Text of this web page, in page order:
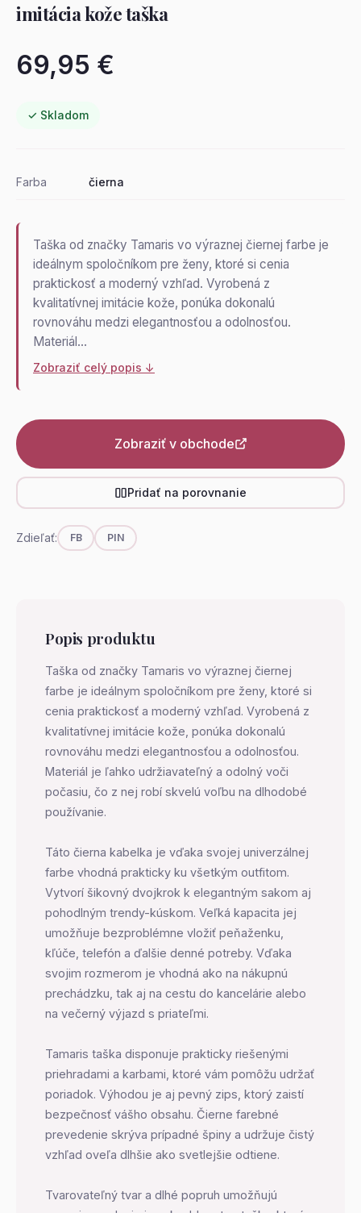
imitácia kože taška
69,95 €
✓ Skladom
Farba čierna
Taška od značky Tamaris vo výraznej čiernej farbe je
ideálnym spoločníkom pre ženy, ktoré si cenia
praktickosť a moderný vzhľad. Vyrobená z
kvalitatívnej imitácie kože, ponúka dokonalú
rovnováhu medzi elegantnosťou a odolnosťou.
Materiál…
Zobraziť celý popis ↓
Zobraziť v obchode
Pridať na porovnanie
Zdieľať: FB PIN
Popis produktu
Taška od značky Tamaris vo výraznej čiernej
farbe je ideálnym spoločníkom pre ženy, ktoré si
cenia praktickosť a moderný vzhľad. Vyrobená z
kvalitatívnej imitácie kože, ponúka dokonalú
rovnováhu medzi elegantnosťou a odolnosťou.
Materiál je ľahko udržiavateľný a odolný voči
počasiu, čo z nej robí skvelú voľbu na dlhodobé
používanie.
Táto čierna kabelka je vďaka svojej univerzálnej
farbe vhodná prakticky ku všetkým outfitom.
Vytvorí šikovný dvojkrok k elegantným sakom aj
pohodlným trendy-kúskom. Veľká kapacita jej
umožňuje bezproblémne vložiť peňaženku,
kľúče, telefón a ďalšie denné potreby. Vďaka
svojim rozmerom je vhodná ako na nákupnú
prechádzku, tak aj na cestu do kancelárie alebo
na večerný výjazd s priateľmi.
Tamaris taška disponuje prakticky riešenými
priehradami a karbami, ktoré vám pomôžu udržať
poriadok. Výhodou je aj pevný zips, ktorý zaistí
bezpečnosť vášho obsahu. Čierne farebné
prevedenie skrýva prípadné špiny a udržuje čistý
vzhľad oveľa dlhšie ako svetlejšie odtiene.
Tvarovateľný tvar a dlhé popruh umožňujú